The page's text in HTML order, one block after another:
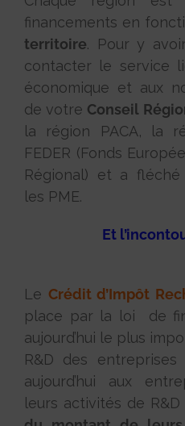
financements en
territoire. Pour y
contacter le service
économique et aux
de votre Conseil
la région PACA, la
FEDER (Fonds
Régional) et a fléché
les PME.
Et
Le Crédit d’Impôt
place par la loi de
aujourd’hui le plus
R&D des
aujourd’hui aux
leurs activités de